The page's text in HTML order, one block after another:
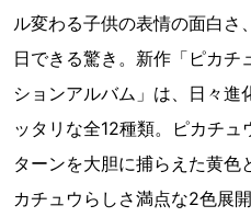
ル変わる子供の表情の面白さ
日できる驚き。新作「ピカチ
ションアルバム」は、日々
ッタリな全12種類。ピカチ
ターンを大胆に捕らえた黄
カチュウらしさ満点な2色展開